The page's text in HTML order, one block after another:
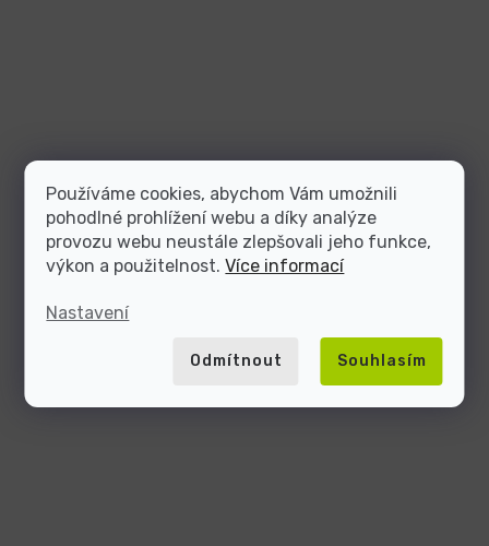
Používáme cookies, abychom Vám umožnili
pohodlné prohlížení webu a díky analýze
provozu webu neustále zlepšovali jeho funkce,
výkon a použitelnost.Více informací
Nastavení
Odmítnout Souhlasím